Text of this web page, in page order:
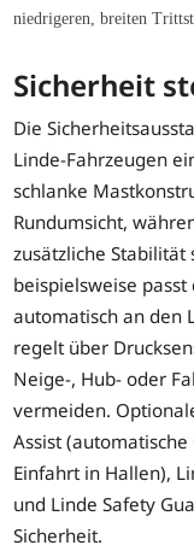
niedrigeren, breiten
Sicherheit
Die
Linde-Fahrzeugen
schlanke
Rundumsicht,
zusätzliche Stabilität
beispielsweise
automatisch an den
regelt über
Neige-, Hub- oder
vermeiden.
Assist
Einfahrt in Hallen),
und Linde Safety
Sicherheit.